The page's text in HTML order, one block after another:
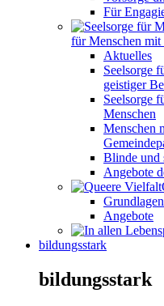
Für
für Menschen
Aktuelles
Seelsorge
geistiger
Seelsorge
Menschen
Menschen
Blinde und
Angebote
Angebote
bildungsstark
bildungsstark